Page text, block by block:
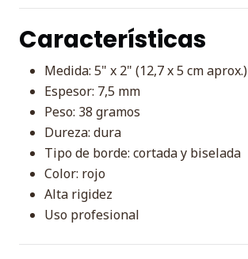
Características
Medida: 5" x 2" (12,7 x 5 cm aprox.)
Espesor: 7,5 mm
Peso: 38 gramos
Dureza: dura
Tipo de borde: cortada y biselada
Color: rojo
Alta rigidez
Uso profesional